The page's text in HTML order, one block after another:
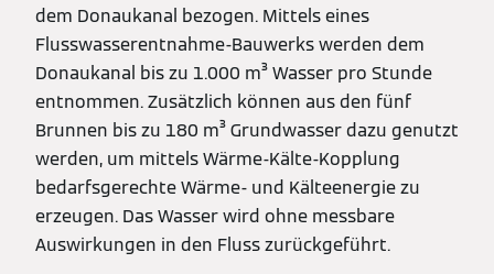
dem Donaukanal bezogen. Mittels eines
Flusswasserentnahme-Bauwerks werden dem
Donaukanal bis zu 1.000 m³ Wasser pro Stunde
entnommen. Zusätzlich können aus den fünf
Brunnen bis zu 180 m³ Grundwasser dazu genutzt
werden, um mittels Wärme-Kälte-Kopplung
bedarfsgerechte Wärme- und Kälteenergie zu
erzeugen. Das Wasser wird ohne messbare
Auswirkungen in den Fluss zurückgeführt.